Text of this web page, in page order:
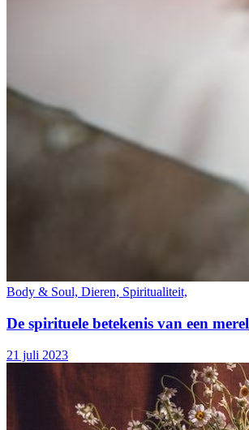
Body & Soul, Dieren, Spiritualiteit,
De spirituele betekenis van een merel
21 juli 2023